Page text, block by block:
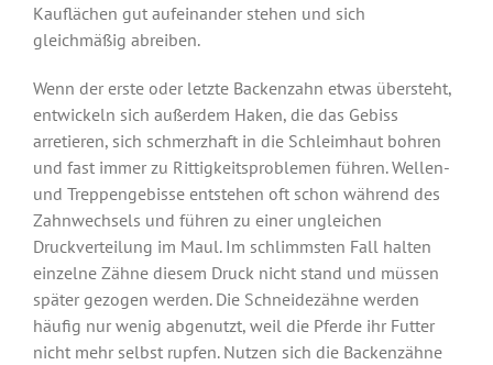
Kauflächen gut aufeinander stehen und sich
gleichmäßig abreiben.
Wenn der erste oder letzte Backenzahn etwas übersteht,
entwickeln sich außerdem Haken, die das Gebiss
arretieren, sich schmerzhaft in die Schleimhaut bohren
und fast immer zu Rittigkeitsproblemen führen. Wellen-
und Treppengebisse entstehen oft schon während des
Zahnwechsels und führen zu einer ungleichen
Druckverteilung im Maul. Im schlimmsten Fall halten
einzelne Zähne diesem Druck nicht stand und müssen
später gezogen werden. Die Schneidezähne werden
häufig nur wenig abgenutzt, weil die Pferde ihr Futter
nicht mehr selbst rupfen. Nutzen sich die Backenzähne